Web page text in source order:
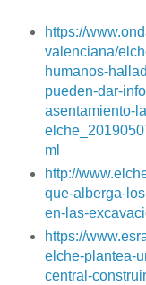
https://
valenciana/
humanos-
pueden-dar-
asentamiento-
ml
http://
que-alberga-
en-las-
https://
elche-plantea-
central-